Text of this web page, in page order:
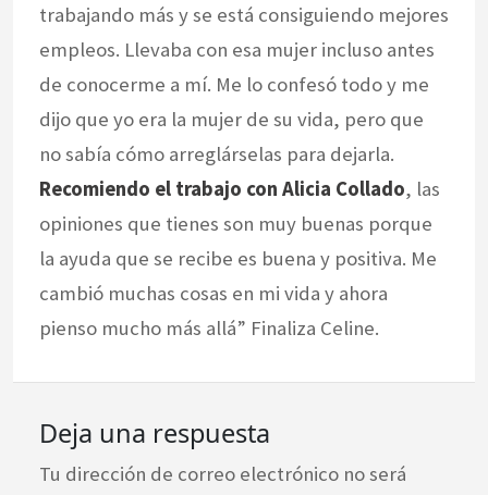
trabajando más y se está consiguiendo mejores
empleos. Llevaba con esa mujer incluso antes
de conocerme a mí. Me lo confesó todo y me
dijo que yo era la mujer de su vida, pero que
no sabía cómo arreglárselas para dejarla.
Recomiendo el trabajo con Alicia Collado, las
opiniones que tienes son muy buenas porque
la ayuda que se recibe es buena y positiva. Me
cambió muchas cosas en mi vida y ahora
pienso mucho más allá” Finaliza Celine.
Deja una respuesta
Tu dirección de correo electrónico no será